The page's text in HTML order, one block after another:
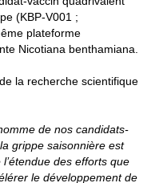
(KBP-V001 ;
plateforme
Nicotiana benthamiana.
la recherche scientifique
de nos candidats-
grippe saisonnière est
des efforts que
le développement de